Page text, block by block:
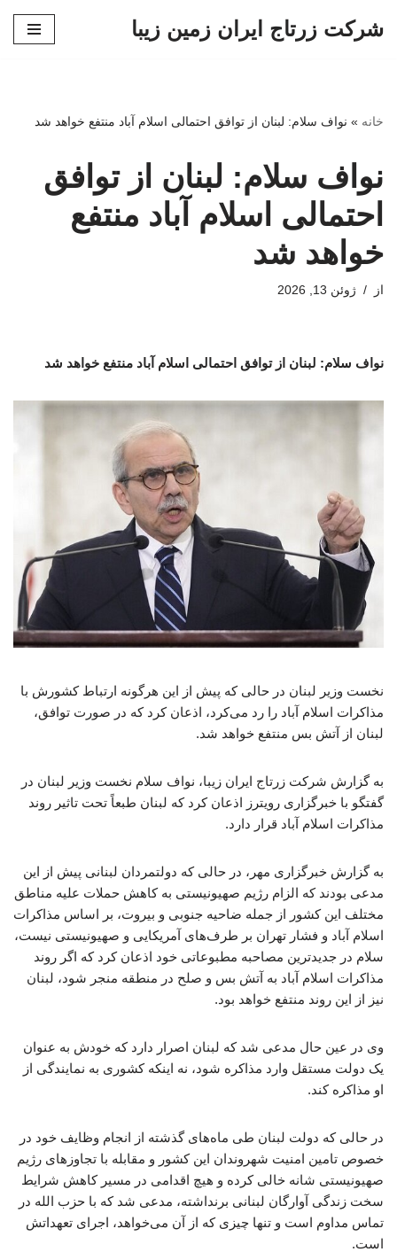
شرکت زرتاج ایران زمین زیبا
خانه » نواف سلام: لبنان از توافق احتمالی اسلام آباد منتفع خواهد شد
نواف سلام: لبنان از توافق
احتمالی اسلام آباد منتفع
خواهد شد
از ژوئن 13, 2026
نواف سلام: لبنان از توافق احتمالی اسلام آباد منتفع خواهد شد
نخست وزیر لبنان در حالی که پیش از این هرگونه ارتباط کشورش با
مذاکرات اسلام آباد را رد می‌کرد، اذعان کرد که در صورت توافق،
لبنان از آتش بس منتفع خواهد شد.
به گزارش شرکت زرتاج ایران زیبا، نواف سلام نخست وزیر لبنان در
گفتگو با خبرگزاری رویترز اذعان کرد که لبنان طبعاً تحت تاثیر روند
مذاکرات اسلام آباد قرار دارد.
به گزارش خبرگزاری مهر، در حالی که دولتمردان لبنانی پیش از این
مدعی بودند که الزام رژیم صهیونیستی به کاهش حملات علیه مناطق
مختلف این کشور از جمله ضاحیه جنوبی و بیروت، بر اساس مذاکرات
اسلام آباد و فشار تهران بر طرف‌های آمریکایی و صهیونیستی نیست،
سلام در جدیدترین مصاحبه مطبوعاتی خود اذعان کرد که اگر روند
مذاکرات اسلام آباد به آتش بس و صلح در منطقه منجر شود، لبنان
نیز از این روند منتفع خواهد بود.
وی در عین حال مدعی شد که لبنان اصرار دارد که خودش به عنوان
یک دولت مستقل وارد مذاکره شود، نه اینکه کشوری به نمایندگی از
او مذاکره کند.
در حالی که دولت لبنان طی ماه‌های گذشته از انجام وظایف خود در
خصوص تامین امنیت شهروندان این کشور و مقابله با تجاوزهای رژیم
صهیونیستی شانه خالی کرده و هیچ اقدامی در مسیر کاهش شرایط
سخت زندگی آوارگان لبنانی برنداشته، مدعی شد که با حزب الله در
تماس مداوم است و تنها چیزی که از آن می‌خواهد، اجرای تعهداتش
است.